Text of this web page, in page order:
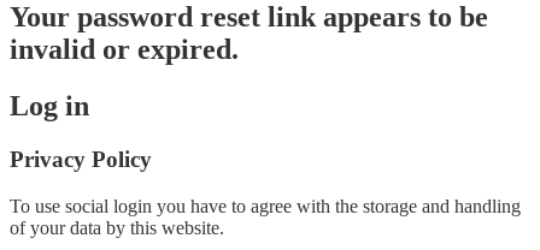
Your password reset link appears to be
invalid or expired.
Log in
Privacy Policy
To use social login you have to agree with the storage and handling
of your data by this website.